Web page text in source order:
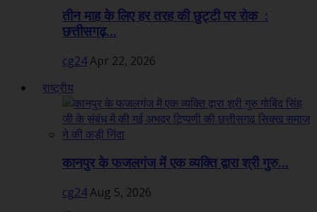
तीन माह के लिए हर तरह की छुट्टी पर रोक :
छत्तीसगढ़...
cg24Apr 22, 2026
राष्ट्रीय
कानपुर के फजलगंज में एक व्यक्ति द्वारा श्री गुरु...
cg24Aug 5, 2026